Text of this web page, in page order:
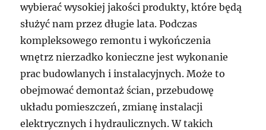
wybierać wysokiej jakości produkty, które będą
służyć nam przez długie lata. Podczas
kompleksowego remontu i wykończenia
wnętrz nierzadko konieczne jest wykonanie
prac budowlanych i instalacyjnych. Może to
obejmować demontaż ścian, przebudowę
układu pomieszczeń, zmianę instalacji
elektrycznych i hydraulicznych. W takich